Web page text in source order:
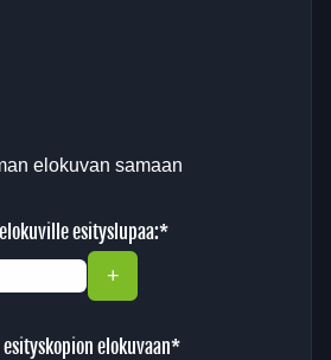
elokuvan samaan
esityslupaa:*
elokuvaan*